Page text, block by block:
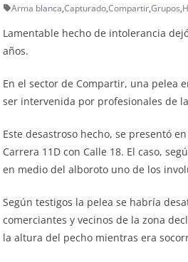
Arma blanca,Capturado,Compartir,Grupos,
Lamentable hecho de intolerancia
años.
En el sector de Compartir, una pelea
ser intervenida por profesionales de
Este desastroso hecho, se presentó
Carrera 11D con Calle 18. El caso,
en medio del alboroto uno de los
Según testigos la pelea se habría
comerciantes y vecinos de la zona
la altura del pecho mientras era